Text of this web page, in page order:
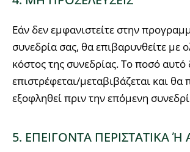
Εάν δεν εμφανιστείτε στην
συνεδρία σας, θα επιβαρυνθείτε με
κόστος της συνεδρίας. Το ποσό αυτό
επιστρέφεται/μεταβιβάζεται και θα
εξοφληθεί πριν την επόμενη
5. ΕΠΕΙΓΟΝΤΑ ΠΕΡΙΣΤΑΤΙΚΑ Ή